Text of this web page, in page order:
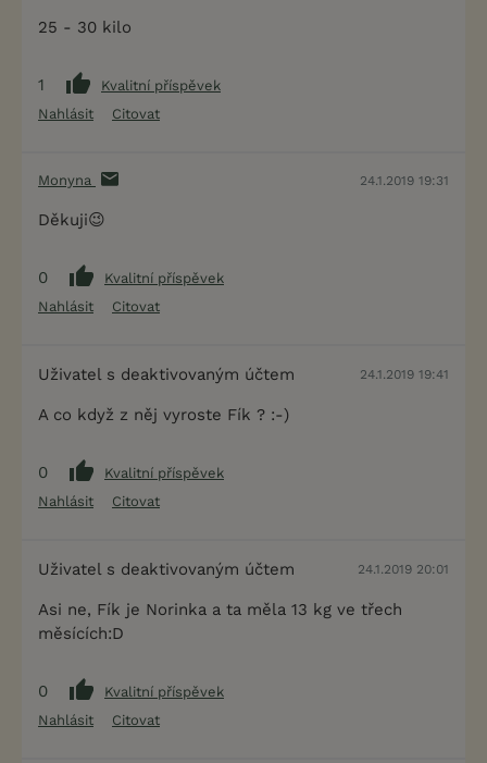
25 - 30 kilo
1
Kvalitní příspěvek
Nahlásit
Citovat
Monyna 24.1.2019 19:31
Děkuji😉
0
Kvalitní příspěvek
Nahlásit
Citovat
Uživatel s deaktivovaným účtem 24.1.2019 19:41
A co když z něj vyroste Fík ? :-)
0
Kvalitní příspěvek
Nahlásit
Citovat
Uživatel s deaktivovaným účtem 24.1.2019 20:01
Asi ne, Fík je Norinka a ta měla 13 kg ve třech
měsících:D
0
Kvalitní příspěvek
Nahlásit
Citovat